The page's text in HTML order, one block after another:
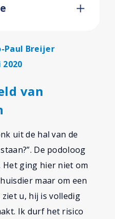
Paul Breijer
van
uit de hal van de
De podoloog
Het ging hier niet om
maar om een
ziet u, hij is volledig
Ik durf het risico